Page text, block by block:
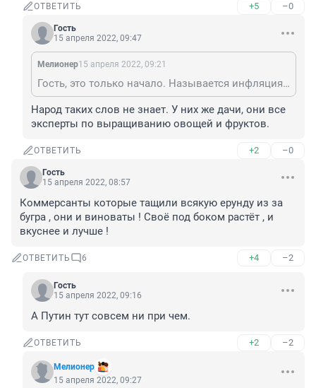
ОТВЕТИТЬ +5 –0
Гость
15 апреля 2022, 09:47
Мелионер15 апреля 2022, 09:21
Гость, это только начало. Называется инфляция. Не продукты дорожают, а рубль дешевеет. Поэтому не важно где производят. Про Иран под санкциями недавно вышел репортаж, много лет под санкциями. Инфляция до 40%. Нас это же ждёт.
Народ таких слов не знает. У них же дачи, они все
эксперты по выращиванию овощей и фруктов.
ОТВЕТИТЬ +2 –0
Гость
15 апреля 2022, 08:57
Коммерсанты которые тащили всякую ерунду из за
бугра , они и виноваты ! Своё под боком растёт , и
вкуснее и лучше !
ОТВЕТИТЬ 6 +4 –2
Гость
15 апреля 2022, 09:16
А Путин тут совсем ни при чем.
ОТВЕТИТЬ +2 –2
Мелионер
15 апреля 2022, 09:27